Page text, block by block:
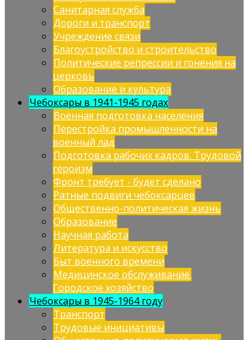
Санитарная служба
Дороги и транспорт
Учреждение связи
Благоустройство и строительство
Политические репрессии и гонения на
церковь
Образование и культура
Чебоксары в 1941-1945 годах
Военная подготовка населения
Перестройка промышленности на
военный лад
Подготовка рабочих кадров. Трудовой
героизм
Фронт требует - будет сделано
Ратные подвиги чебоксарцев
Общественно-политическая жизнь
Образование
Научная работа
Литература и искусство
Быт военного времени
Медицинское обслуживание.
Городское хозяйство
Чебоксары в 1945-1964 году
Транспорт
Трудовые инициативы